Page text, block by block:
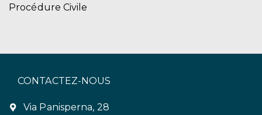
Procédure Civile
CONTACTEZ-NOUS
Via Panisperna, 28